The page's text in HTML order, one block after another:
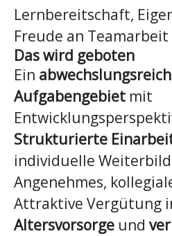
Lernbereitschaft,
Freude an Teamarbeit
Das wird geboten
Ein
Aufgabengebiet mit
Strukturierte
individuelle
Angenehmes,
Attraktive Vergütung
Altersvorsorge und